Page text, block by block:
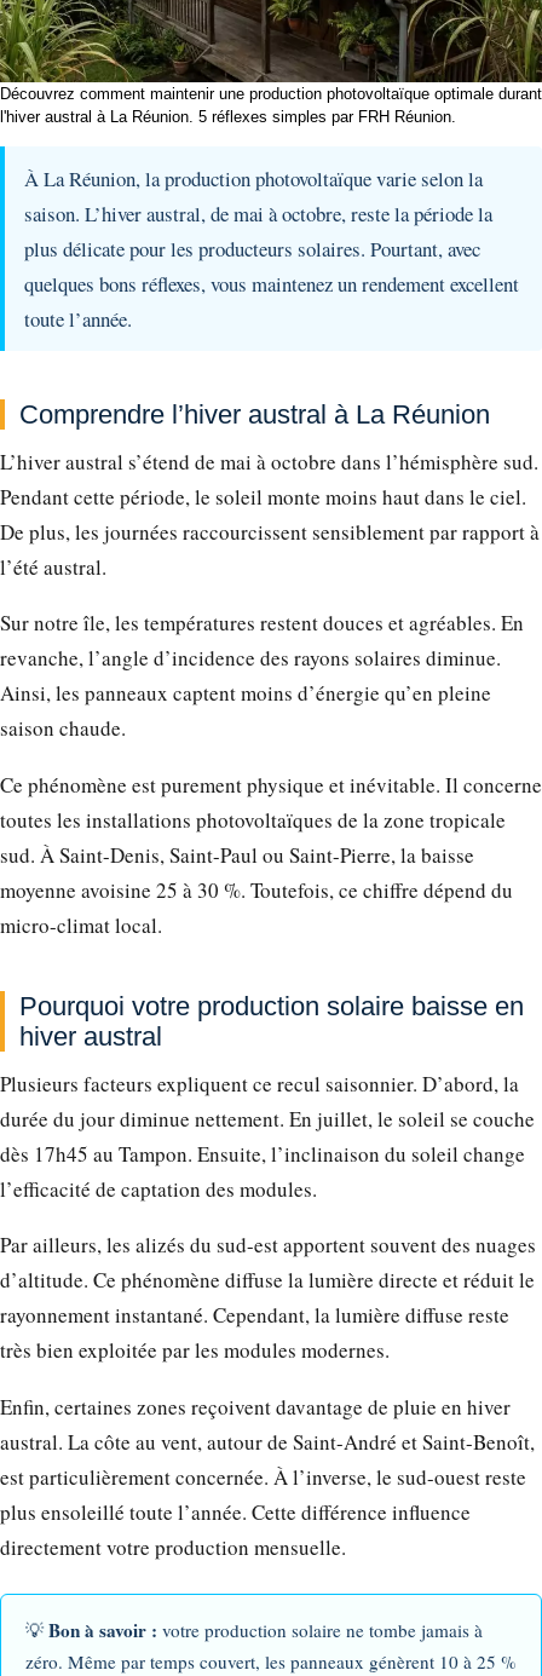
Découvrez comment maintenir une production photovoltaïque optimale durant
l'hiver austral à La Réunion. 5 réflexes simples par FRH Réunion.
À La Réunion, la production photovoltaïque varie selon la
saison. L’hiver austral, de mai à octobre, reste la période la
plus délicate pour les producteurs solaires. Pourtant, avec
quelques bons réflexes, vous maintenez un rendement excellent
toute l’année.
Comprendre l’hiver austral à La Réunion
L’hiver austral s’étend de mai à octobre dans l’hémisphère sud.
Pendant cette période, le soleil monte moins haut dans le ciel.
De plus, les journées raccourcissent sensiblement par rapport à
l’été austral.
Sur notre île, les températures restent douces et agréables. En
revanche, l’angle d’incidence des rayons solaires diminue.
Ainsi, les panneaux captent moins d’énergie qu’en pleine
saison chaude.
Ce phénomène est purement physique et inévitable. Il concerne
toutes les installations photovoltaïques de la zone tropicale
sud. À Saint-Denis, Saint-Paul ou Saint-Pierre, la baisse
moyenne avoisine 25 à 30 %. Toutefois, ce chiffre dépend du
micro-climat local.
Pourquoi votre production solaire baisse en
hiver austral
Plusieurs facteurs expliquent ce recul saisonnier. D’abord, la
durée du jour diminue nettement. En juillet, le soleil se couche
dès 17h45 au Tampon. Ensuite, l’inclinaison du soleil change
l’efficacité de captation des modules.
Par ailleurs, les alizés du sud-est apportent souvent des nuages
d’altitude. Ce phénomène diffuse la lumière directe et réduit le
rayonnement instantané. Cependant, la lumière diffuse reste
très bien exploitée par les modules modernes.
Enfin, certaines zones reçoivent davantage de pluie en hiver
austral. La côte au vent, autour de Saint-André et Saint-Benoît,
est particulièrement concernée. À l’inverse, le sud-ouest reste
plus ensoleillé toute l’année. Cette différence influence
directement votre production mensuelle.
💡 Bon à savoir : votre production solaire ne tombe jamais à
zéro. Même par temps couvert, les panneaux génèrent 10 à 25 %